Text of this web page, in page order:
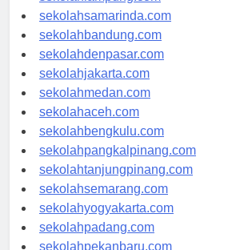
sekolahlampung.com
sekolahsamarinda.com
sekolahbandung.com
sekolahdenpasar.com
sekolahjakarta.com
sekolahmedan.com
sekolahaceh.com
sekolahbengkulu.com
sekolahpangkalpinang.com
sekolahtanjungpinang.com
sekolahsemarang.com
sekolahyogyakarta.com
sekolahpadang.com